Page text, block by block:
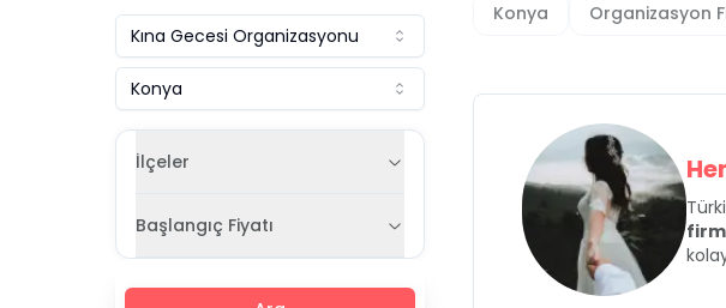
Kına Gecesi Organizasyonu
Konya
İlçeler
Başlangıç Fiyatı
Konya
Organizasyon